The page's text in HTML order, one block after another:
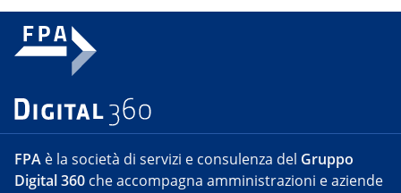
FPA è la società di servizi e consulenza del Gruppo
Digital 360 che accompagna amministrazioni e aziende